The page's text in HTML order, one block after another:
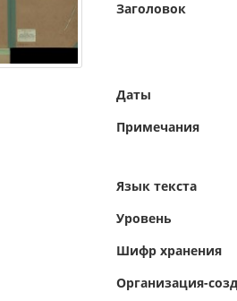
Заголовок
Даты
Примечания
Язык текста
Уровень
Шифр хранения
Организация-